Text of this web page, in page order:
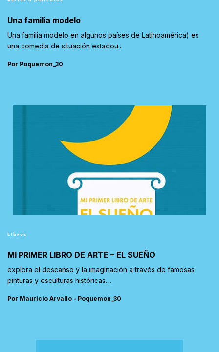
Una familia modelo
Una familia modelo en algunos países de Latinoamérica) es
una comedia de situación estadou...
Por Poquemon_30
Libros
MI PRIMER LIBRO DE ARTE – EL SUEÑO
explora el descanso y la imaginación a través de famosas
pinturas y esculturas históricas....
Por Mauricio Arvallo - Poquemon_30